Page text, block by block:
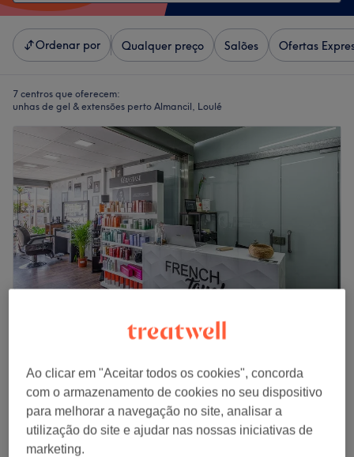
Ordenar por Qualquer preço Salões Ofertas
7 centros que oferecem:
unhas de gel & extensões perto Almancil, Loulé
5,0
80 comentários
Vilamoura, Loulé
Mostrar no mapa
Extensão Unhas Gel
2 hrs
Vista rápida dos detalhes do centro
Ao clicar em "Aceitar todos os cookies", concorda
com o armazenamento de cookies no seu dispositivo
para melhorar a navegação no site, analisar a
utilização do site e ajudar nas nossas iniciativas de
marketing.